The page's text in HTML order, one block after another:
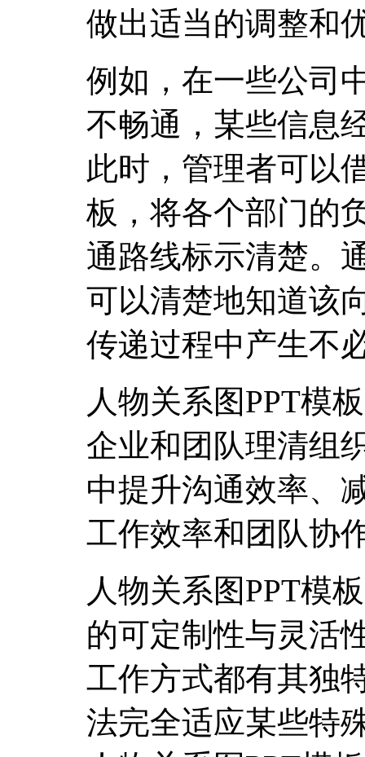
做出适当的调整和
例如，在一些公司
不畅通，某些信息
此时，管理者可以
板，将各个部门的
通路线标示清楚。
可以清楚地知道该
传递过程中产生不
人物关系图PPT模
企业和团队理清组
中提升沟通效率、
工作效率和团队协
人物关系图PPT模
的可定制性与灵活
工作方式都有其独
法完全适应某些特